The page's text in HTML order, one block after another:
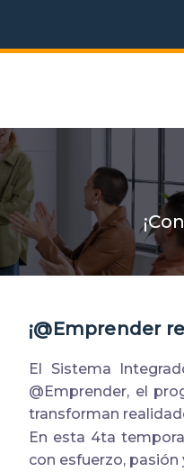
¡@Emprender
El Sistema
@Emprender, el
transforman
En esta 4ta
con esfuerzo,